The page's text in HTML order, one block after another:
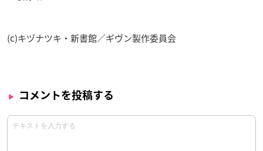
(c)キヅナツキ・新書館／ギヴン製作委員会
コメントを投稿する